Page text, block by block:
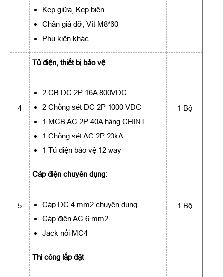
Kẹp giữa, Kẹp biên
Chân giá đỡ, Vít M8*60
Phụ kiện khác
4
Tủ điện, thiết bị bảo vệ
2 CB DC 2P 16A 800VDC
2 Chống sét DC 2P 1000 VDC
1 MCB AC 2P 40A hãng CHINT
1 Chống sét AC 2P 20kA
1 Tủ điện bảo vệ 12 way
1 Bộ
5
Cáp điện chuyên dụng:
Cáp DC 4 mm2 chuyên dụng
Cáp điện AC 6 mm2
Jack nối MC4
1 Bộ
Thi công lắp đặt